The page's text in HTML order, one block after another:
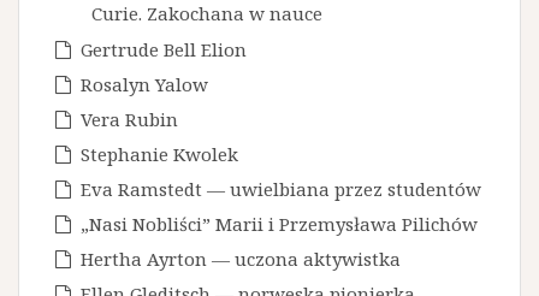
Curie. Zakochana w nauce
Gertrude Bell Elion
Rosalyn Yalow
Vera Rubin
Stephanie Kwolek
Eva Ramstedt — uwielbiana przez studentów
„Nasi Nobliści” Marii i Przemysława Pilichów
Hertha Ayrton — uczona aktywistka